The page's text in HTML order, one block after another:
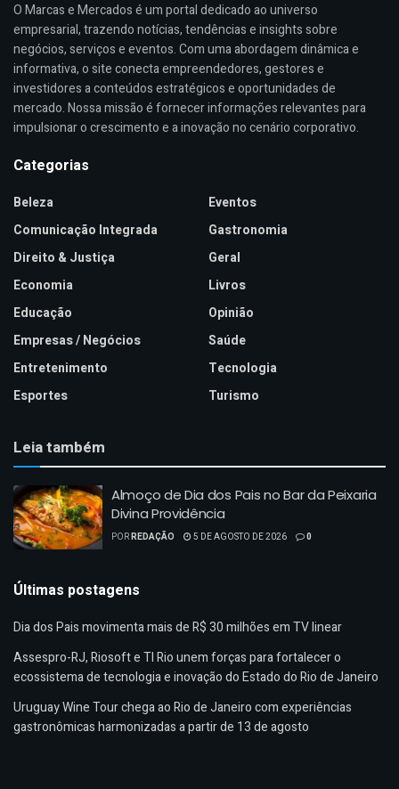
O Marcas e Mercados é um portal dedicado ao universo
empresarial, trazendo notícias, tendências e insights sobre
negócios, serviços e eventos. Com uma abordagem dinâmica e
informativa, o site conecta empreendedores, gestores e
investidores a conteúdos estratégicos e oportunidades de
mercado. Nossa missão é fornecer informações relevantes para
impulsionar o crescimento e a inovação no cenário corporativo.
Categorias
Beleza
Comunicação Integrada
Direito & Justiça
Economia
Educação
Empresas / Negócios
Entretenimento
Esportes
Eventos
Gastronomia
Geral
Livros
Opinião
Saúde
Tecnologia
Turismo
Leia também
Almoço de Dia dos Pais no Bar da Peixaria
Divina Providência
PORREDAÇÃO 5 DE AGOSTO DE 2026 0
Últimas postagens
Dia dos Pais movimenta mais de R$ 30 milhões em TV linear
Assespro-RJ, Riosoft e TI Rio unem forças para fortalecer o
ecossistema de tecnologia e inovação do Estado do Rio de Janeiro
Uruguay Wine Tour chega ao Rio de Janeiro com experiências
gastronômicas harmonizadas a partir de 13 de agosto